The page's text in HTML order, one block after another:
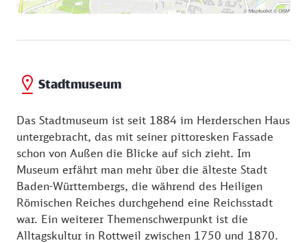
Stadtmuseum
Das Stadtmuseum ist seit 1884 im Herderschen Haus
untergebracht, das mit seiner pittoresken Fassade
schon von Außen die Blicke auf sich zieht. Im
Museum erfährt man mehr über die älteste Stadt
Baden-Württembergs, die während des Heiligen
Römischen Reiches durchgehend eine Reichsstadt
war. Ein weiterer Themenschwerpunkt ist die
Alltagskultur in Rottweil zwischen 1750 und 1870.